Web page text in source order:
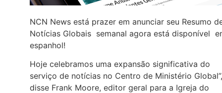
NCN News está prazer em anunciar seu Resumo
Notícias Globais semanal agora está disponível
espanhol!
Hoje celebramos uma expansão significativa do
serviço de notícias no Centro de Ministério Global”,
disse Frank Moore, editor geral para a Igreja do